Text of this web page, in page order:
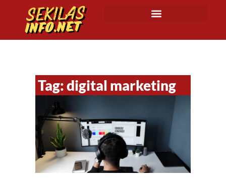
Tag: digital marketing